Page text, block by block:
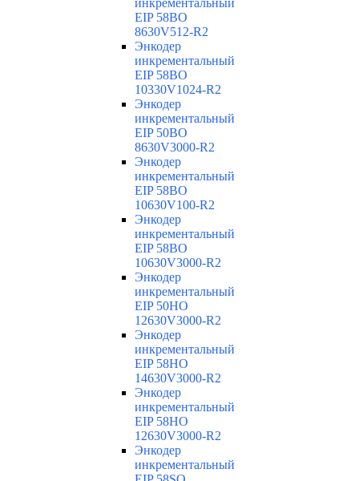
инкрементальный
EIP 58BO
8630V512-R2
Энкодер
инкрементальный
EIP 58BO
10330V1024-R2
Энкодер
инкрементальный
EIP 50BO
8630V3000-R2
Энкодер
инкрементальный
EIP 58BO
10630V100-R2
Энкодер
инкрементальный
EIP 58BO
10630V3000-R2
Энкодер
инкрементальный
EIP 50HO
12630V3000-R2
Энкодер
инкрементальный
EIP 58HO
14630V3000-R2
Энкодер
инкрементальный
EIP 58HO
12630V3000-R2
Энкодер
инкрементальный